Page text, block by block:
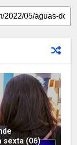
sexta (06)